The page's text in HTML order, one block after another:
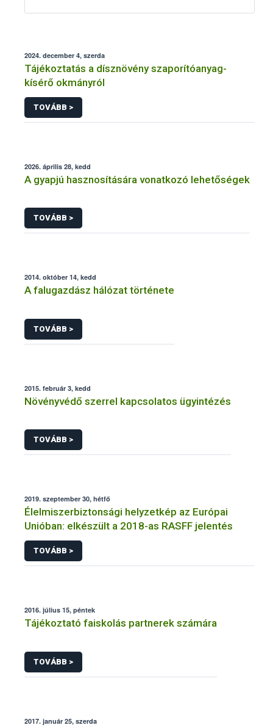
2024. december 4, szerda
Tájékoztatás a dísznövény szaporítóanyag-
kísérő okmányról
TOVÁBB >
2026. április 28, kedd
A gyapjú hasznosítására vonatkozó lehetőségek
TOVÁBB >
2014. október 14, kedd
A falugazdász hálózat története
TOVÁBB >
2015. február 3, kedd
Növényvédő szerrel kapcsolatos ügyintézés
TOVÁBB >
2019. szeptember 30, hétfő
Élelmiszerbiztonsági helyzetkép az Európai
Unióban: elkészült a 2018-as RASFF jelentés
TOVÁBB >
2016. július 15, péntek
Tájékoztató faiskolás partnerek számára
TOVÁBB >
2017. január 25, szerda